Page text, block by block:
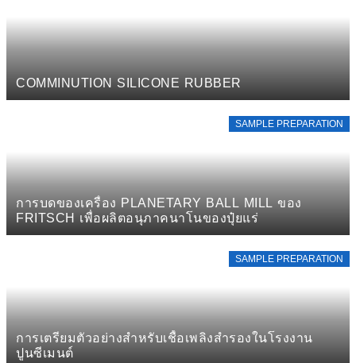
COMMINUTION SILICONE RUBBER
SAMPLE PREPARATION
การบดของเครื่อง PLANETARY BALL MILL ของ
FRITSCH เพื่อผลิตอนุภาคนาโนของปุ๋ยแร่
SAMPLE PREPARATION
การเตรียมตัวอย่างสำหรับเชื้อเพลิงสำรองในโรงงาน
ปูนซีเมนต์